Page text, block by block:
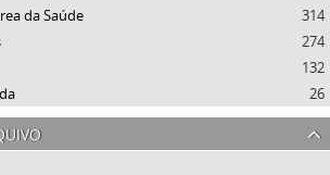
da Saúde
314
274
132
26